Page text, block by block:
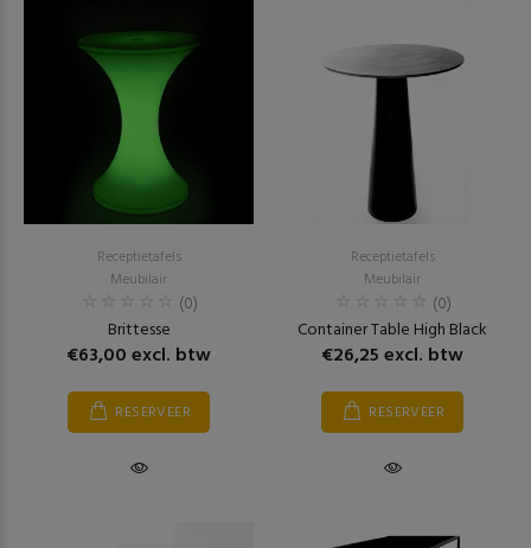
Receptietafels
Meubilair
(0)
Brittesse
€63,00 excl. btw
RESERVEER
Receptietafels
Meubilair
(0)
Container Table High Black
€26,25 excl. btw
RESERVEER